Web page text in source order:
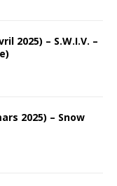
2025) – S.W.I.V. –
2025) – Snow